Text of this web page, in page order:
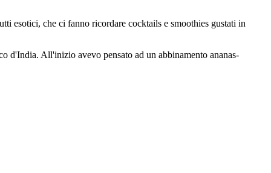
esotici, che ci fanno ricordare cocktails e smoothies gustati in
d'India. All'inizio avevo pensato ad un abbinamento ananas-